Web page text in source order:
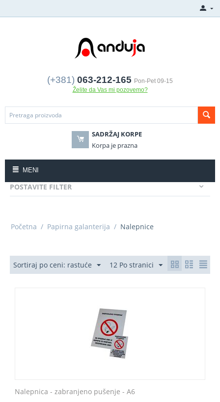
(+381) 063-212-165 Pon-Pet 09-15
Želite da Vas mi pozovemo?
SADRŽAJ KORPE
Korpa je prazna
MENI
POSTAVITE FILTER
Početna / Papirna galanterija / Nalepnice
Sortiraj po ceni: rastuće 12 Po stranici
Nalepnica - zabranjeno pušenje - A6